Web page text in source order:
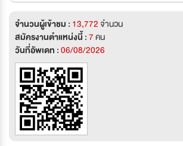
จำนวนผู้เข้าชม : 13,772จำนวน
สมัครงานตำแหน่งนี้ :7คน
วันที่อัพเดท :06/08/2026